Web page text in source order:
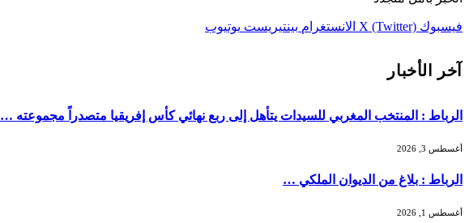
فيسبوك X (Twitter) الانستغرام بينتيريست يوتيوب
آخر الأخبار
الرباط : المنتخب المغربي للسيدات يتأهل إلى ربع نهائي كأس إفريقيا متصدراً مجموعته …
أغسطس 3, 2026
الرباط : بلاغ من الديوان الملكي …
أغسطس 1, 2026